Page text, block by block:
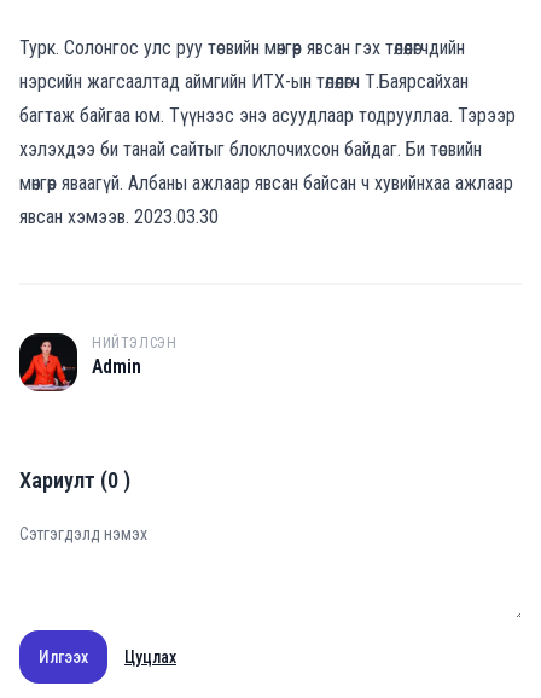
Турк. Солонгос улс руу төсвийн мөнгөөр явсан гэх төлөөлөгчдийн
нэрсийн жагсаалтад аймгийн ИТХ-ын төлөөлөгч Т.Баярсайхан
багтаж байгаа юм. Түүнээс энэ асуудлаар тодрууллаа. Тэрээр
хэлэхдээ би танай сайтыг блоклочихсон байдаг. Би төсвийн
мөнгөөр яваагүй. Албаны ажлаар явсан байсан ч хувийнхаа ажлаар
явсан хэмээв. 2023.03.30
A
НИЙТЭЛСЭН
Admin
Хариулт (0)
Илгээх Цуцлах